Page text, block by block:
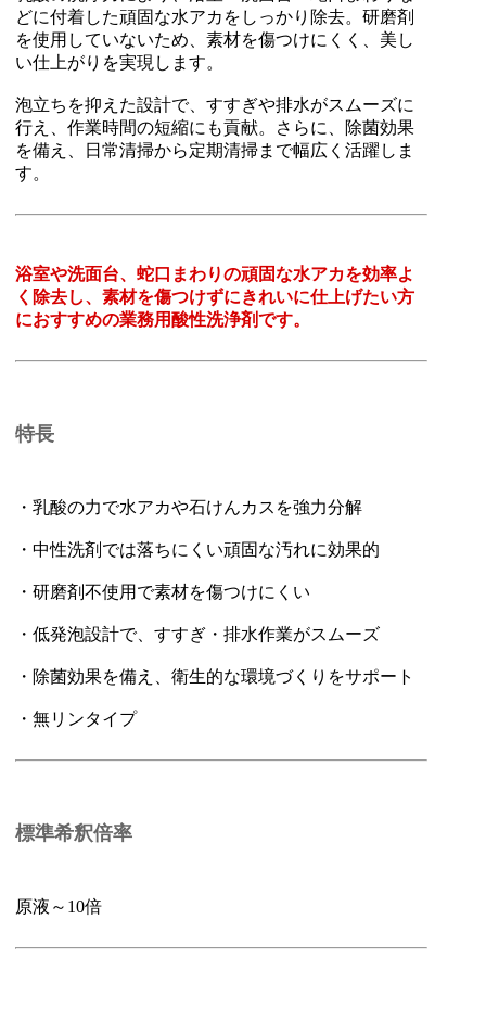
どに付着した頑固な水アカをしっかり除去。研磨剤
を使用していないため、素材を傷つけにくく、美し
い仕上がりを実現します。
泡立ちを抑えた設計で、すすぎや排水がスムーズに
行え、作業時間の短縮にも貢献。さらに、除菌効果
を備え、日常清掃から定期清掃まで幅広く活躍しま
す。
浴室や洗面台、蛇口まわりの頑固な水アカを効率よ
く除去し、素材を傷つけずにきれいに仕上げたい方
におすすめの業務用酸性洗浄剤です。
特長
・乳酸の力で水アカや石けんカスを強力分解
・中性洗剤では落ちにくい頑固な汚れに効果的
・研磨剤不使用で素材を傷つけにくい
・低発泡設計で、すすぎ・排水作業がスムーズ
・除菌効果を備え、衛生的な環境づくりをサポート
・無リンタイプ
標準希釈倍率
原液～10倍